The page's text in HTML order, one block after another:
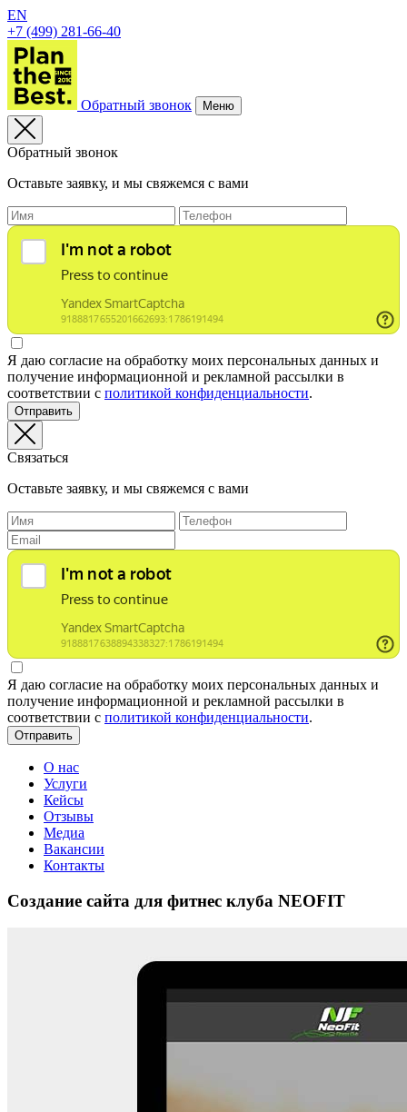
EN
+7 (499) 281-66-40
Обратный звонок Меню
Обратный звонок
Оставьте заявку, и мы свяжемся с вами
Я даю согласие на обработку моих персональных данных и
получение информационной и рекламной рассылки в
соответствии с политикой конфиденциальности.
Отправить
Связаться
Оставьте заявку, и мы свяжемся с вами
Я даю согласие на обработку моих персональных данных и
получение информационной и рекламной рассылки в
соответствии с политикой конфиденциальности.
Отправить
О нас
Услуги
Кейсы
Отзывы
Медиа
Вакансии
Контакты
Создание сайта для фитнес клуба NEOFIT